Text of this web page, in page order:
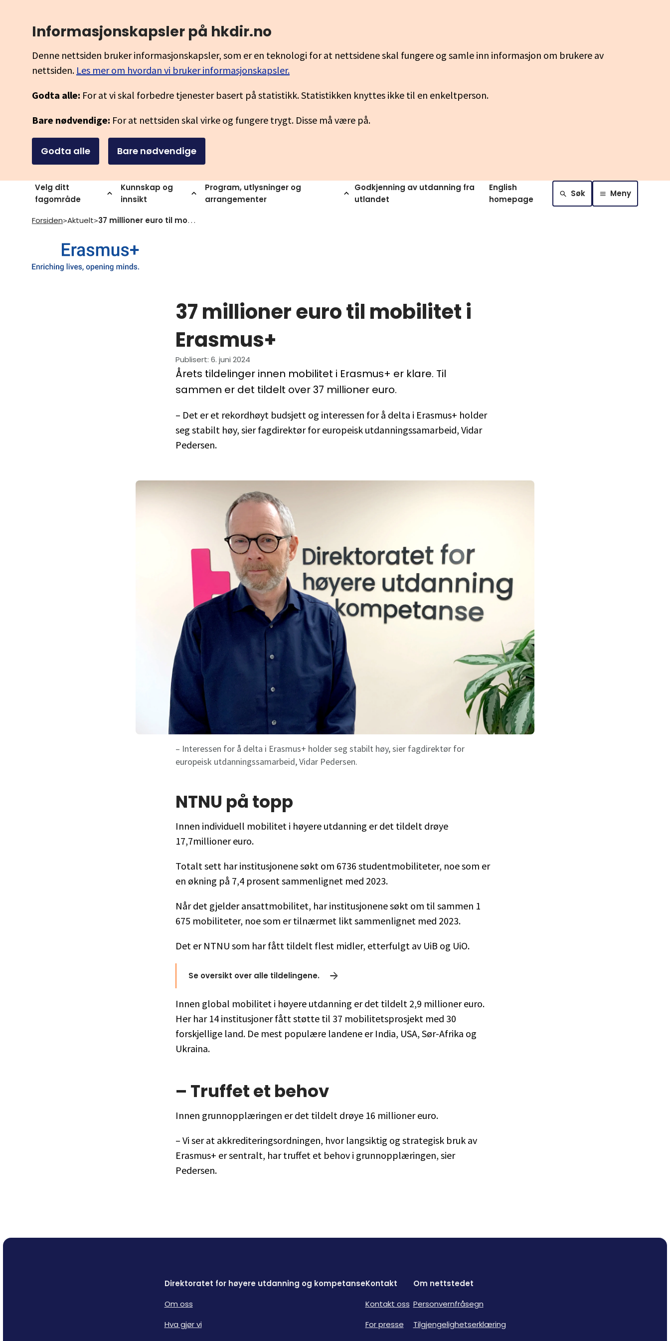
Informasjonskapsler på hkdir.no
Denne nettsiden bruker informasjonskapsler, som er en teknologi for at nettsidene skal fungere og samle inn informasjon om brukere av
nettsiden. Les mer om hvordan vi bruker informasjonskapsler.
Godta alle: For at vi skal forbedre tjenester basert på statistikk. Statistikken knyttes ikke til en enkeltperson.
Bare nødvendige: For at nettsiden skal virke og fungere trygt. Disse må være på.
Godta alle Bare nødvendige
Velg ditt
fagområde
Kunnskap og
innsikt
Program, utlysninger og
arrangementer
Godkjenning av utdanning fra
utlandet
English
homepage
Søk Meny
Forsiden>Aktuelt> 37 millioner euro til mobilitet i erasmus
37 millioner euro til mobilitet i
Erasmus+
Publisert: 6. juni 2024
Årets tildelinger innen mobilitet i Erasmus+ er klare. Til
sammen er det tildelt over 37 millioner euro.
– Det er et rekordhøyt budsjett og interessen for å delta i Erasmus+ holder
seg stabilt høy, sier fagdirektør for europeisk utdanningssamarbeid, Vidar
Pedersen.
– Interessen for å delta i Erasmus+ holder seg stabilt høy, sier fagdirektør for
europeisk utdanningssamarbeid, Vidar Pedersen.
NTNU på topp
Innen individuell mobilitet i høyere utdanning er det tildelt drøye
17,7millioner euro.
Totalt sett har institusjonene søkt om 6736 studentmobiliteter, noe som er
en økning på 7,4 prosent sammenlignet med 2023.
Når det gjelder ansattmobilitet, har institusjonene søkt om til sammen 1
675 mobiliteter, noe som er tilnærmet likt sammenlignet med 2023.
Det er NTNU som har fått tildelt flest midler, etterfulgt av UiB og UiO.
Se oversikt over alle tildelingene.
Innen global mobilitet i høyere utdanning er det tildelt 2,9 millioner euro.
Her har 14 institusjoner fått støtte til 37 mobilitetsprosjekt med 30
forskjellige land. De mest populære landene er India, USA, Sør-Afrika og
Ukraina.
– Truffet et behov
Innen grunnopplæringen er det tildelt drøye 16 millioner euro.
– Vi ser at akkrediteringsordningen, hvor langsiktig og strategisk bruk av
Erasmus+ er sentralt, har truffet et behov i grunnopplæringen, sier
Pedersen.
Direktoratet for høyere utdanning og kompetanse
Om oss
Hva gjør vi
Kontakt
Kontakt oss
For presse
Om nettstedet
Personvernfråsegn
Tilgjengelighetserklæring